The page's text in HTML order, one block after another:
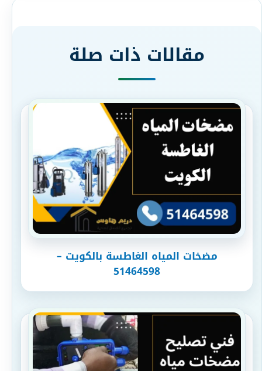
مقالات ذات صلة
مضخات المياه الغاطسة​ بالكويت –
51464598